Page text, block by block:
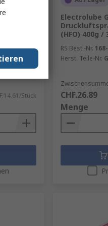
Stück
Electrolube
(HFO) 400g /
RS Best.-Nr.
Herst. Teile-Nr.
CHF.26.89
Menge